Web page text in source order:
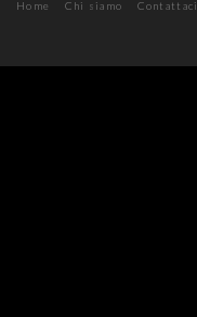
Home Chi siamo Contattaci